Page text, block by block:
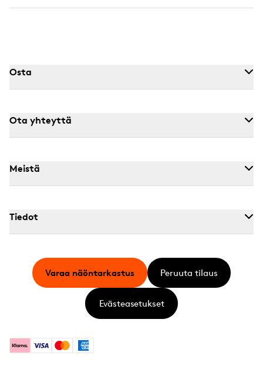
Osta
Ota yhteyttä
Meistä
Tiedot
KlarnaVisa MastercardAmerican Express
Varaa näöntarkastus Peruuta tilaus
Evästeasetukset